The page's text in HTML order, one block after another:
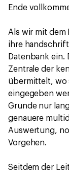
Ende
Als wir mit
ihre
Datenbank ein.
Zentrale der
übermittelt, wo
eingegeben
Grunde nur
genauere
Auswertung,
Vorgehen.
Seitdem der